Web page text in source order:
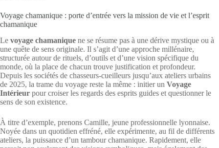
Voyage chamanique : porte d’entrée vers la mission de vie et l’esprit
chamanique
Le voyage chamanique ne se résume pas à une dérive mystique ou à
une quête de sens originale. Il s’agit d’une approche millénaire,
structurée autour de rituels, d’outils et d’une vision spécifique du
monde, où la place de chacun trouve justification et profondeur.
Depuis les sociétés de chasseurs-cueilleurs jusqu’aux ateliers urbains
de 2025, la trame du voyage reste la même : initier un Voyage
Intérieur pour croiser les regards des esprits guides et questionner le
sens de son existence.
À titre d’exemple, prenons Camille, jeune professionnelle lyonnaise.
Noyée dans un quotidien effréné, elle expérimente, au fil de différents
ateliers, la puissance d’un tambour chamanique. Rapidement, elle